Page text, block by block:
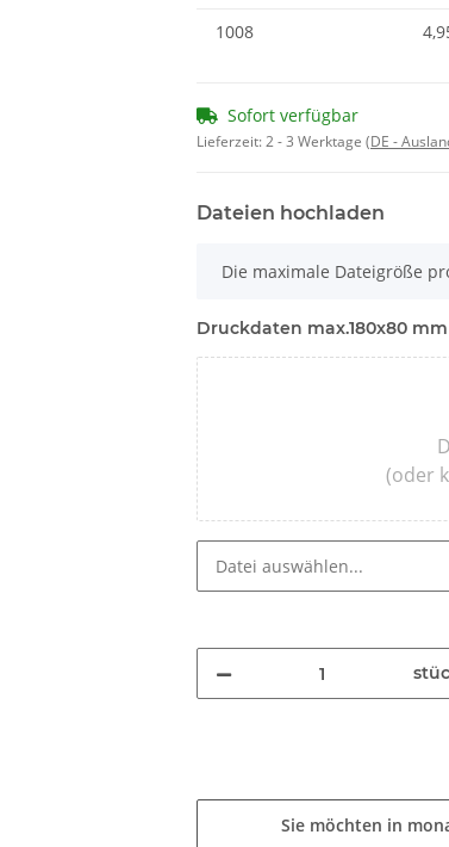
1008
Sofort verfügbar
Lieferzeit:2 - 3 Werktage (DE -
Dateien hochladen
x
Die maximale Dateigröße
Druckdaten max.180x80 mm
(oder
Sie möchten in